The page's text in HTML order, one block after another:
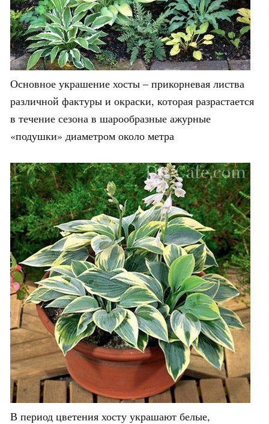
Основное украшение хосты – прикорневая листва
различной фактуры и окраски, которая разрастается
в течение сезона в шарообразные ажурные
«подушки» диаметром около метра
В период цветения хосту украшают белые,